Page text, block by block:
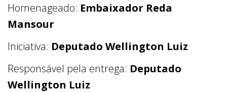
Homenageado: Embaixador Reda
Mansour
Iniciativa: Deputado Wellington Luiz
Responsável pela entrega: Deputado
Wellington Luiz